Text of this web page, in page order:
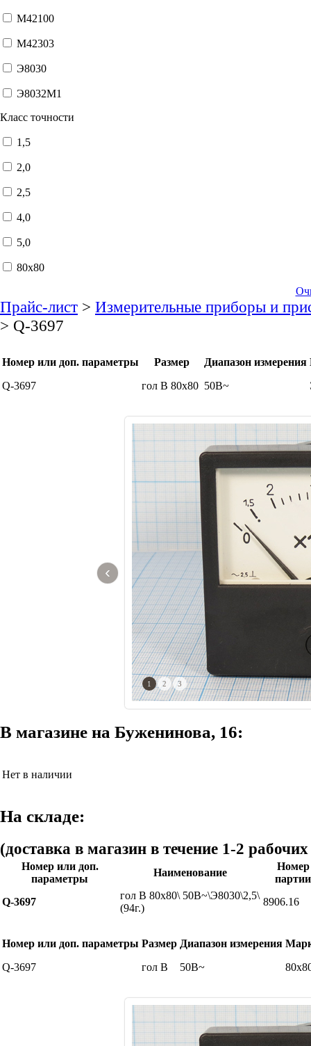
М42100
М42303
Э8030
Э8032М1
Класс точности
1,5
2,0
2,5
4,0
5,0
80x80
Прайс-лист > Измерительные приборы и
> Q-3697
Номер или доп. параметры Размер Диапазон измерения
Q-3697
гол В 80x80 50В~
‹
1 2 3
В магазине на Буженинова, 16:
Нет в наличии
На складе:
(доставка в магазин в течение 1-2
Номер или доп.
параметры
Наименование
Номер
партии
Q-3697
гол В 80x80\ 50В~\Э8030\2,5\
(94г.)
8906.16
Номер или доп. параметры Размер Диапазон измерения
Q-3697
гол В 50В~